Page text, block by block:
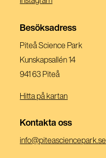
Nytt
Ett
Besöksadress
Piteå Science Park
Kunskapsallén 14
941 63 Piteå
Hitta på kartan
Kontakta oss
info@piteasciencepark.se